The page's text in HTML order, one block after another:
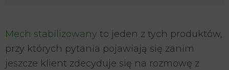
Mech stabilizowany to jeden z tych produktów,
przy których pytania pojawiają się zanim
jeszcze klient zdecyduje się na rozmowę z